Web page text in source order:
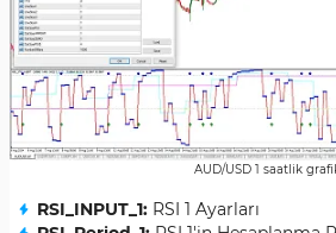
AUD/USD 1 saatlik
RSI_INPUT_1: RSI 1 Ayarları